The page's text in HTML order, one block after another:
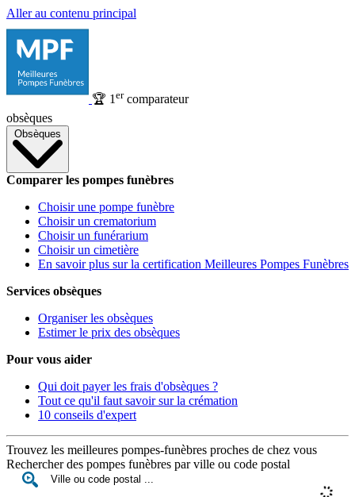
Aller au contenu principal
🏆 1 ercomparateur
obsèques
Obsèques
Comparer les pompes funèbres
Choisir une pompe funèbre
Choisir un crematorium
Choisir un funérarium
Choisir un cimetière
En savoir plus sur la certification Meilleures Pompes Funèbres
Services obsèques
Organiser les obsèques
Estimer le prix des obsèques
Pour vous aider
Qui doit payer les frais d'obsèques ?
Tout ce qu'il faut savoir sur la crémation
10 conseils d'expert
Trouvez les meilleures pompes-funèbres proches de chez vous
Rechercher des pompes funèbres par ville ou code postal